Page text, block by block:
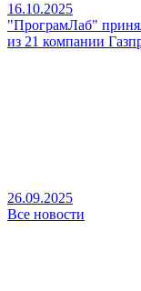
16.10.2025
"ПрограмЛаб"
из 21 компании
26.09.2025
Все новости